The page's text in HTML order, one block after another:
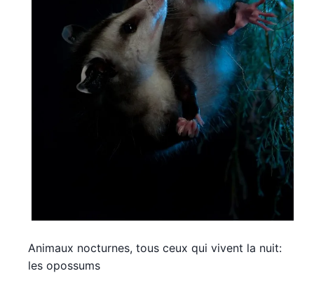
Animaux nocturnes, tous ceux qui vivent la nuit:
les opossums